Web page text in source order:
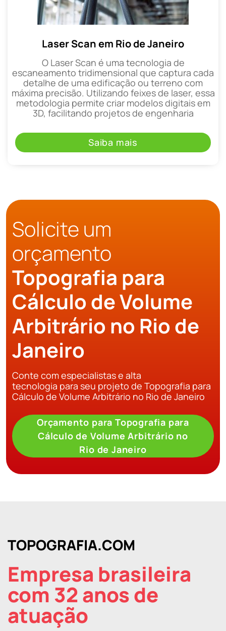
Laser Scan em Rio de Janeiro
O Laser Scan é uma tecnologia de
escaneamento tridimensional que captura cada
detalhe de uma edificação ou terreno com
máxima precisão. Utilizando feixes de laser, essa
metodologia permite criar modelos digitais em
3D, facilitando projetos de engenharia
Saiba mais
Solicite um
orçamento
Topografia para
Cálculo de Volume
Arbitrário no Rio de
Janeiro
Conte com especialistas e alta
tecnologia para seu projeto de Topografia para
Cálculo de Volume Arbitrário no Rio de Janeiro
Orçamento para Topografia para
Cálculo de Volume Arbitrário no
Rio de Janeiro
TOPOGRAFIA.COM
Empresa brasileira
com 32 anos de
atuação